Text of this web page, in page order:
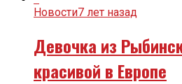
Новости7 лет назад
Девочка из
красивой в Европе